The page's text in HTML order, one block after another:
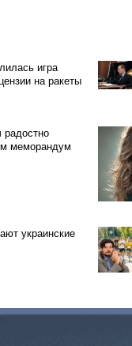
игра
на ракеты
радостно
меморандум
украинские